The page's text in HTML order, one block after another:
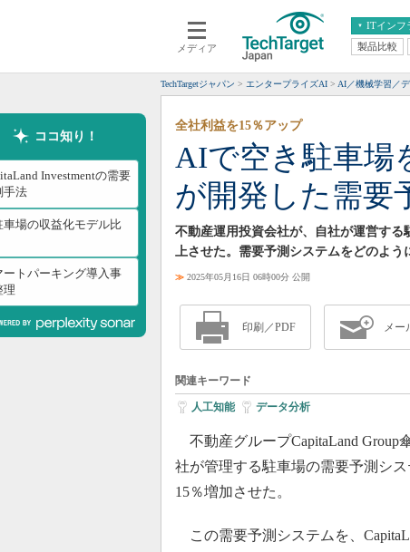
メディア
ITインフ
クラウド
スマートモバイル
ネットワーク
システム運用管理
エンタープライ
ERP
情報系システム
製品比較
TechTargetジャパン エンタープライズAI AI／機械学習／
ココ知り！
Investmentの需要
手法
車場の収益化モデル比
ートパーキング導入事
理
AIで空き駐車
が開発した需要
全社利益を15％アップ
不動産運用投資会社が、自社が運営す
上させた。需要予測システムをどのよう
≫ 2025年05月16日 06時00分 公開
印刷／PDF メー
関連キーワード
人工知能| データ分析
不動産グループCapitaLand Group
社が管理する駐車場の需要予測シ
15％増加させた。
この需要予測システムを、